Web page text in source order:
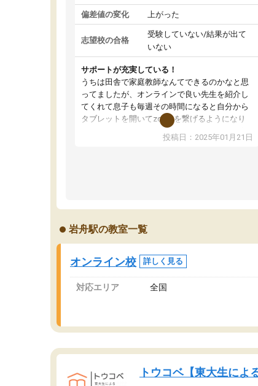
偏差値の変化 上がった
志望校の合格
受験していない/結果が出て
いない
サポートが充実している！
うちは田舎で家庭教師なんてできるのかなと思
ってましたが、オンラインで良い先生を紹介し
てくれて息子も毎週その時間になると自分から
タブレットを開いてzoomを繋げるようになり
ました！5科目なんでもOKなのもとても気に入
投稿日：2025年01月21日
岩舟駅の教室一覧
オンライン校 詳しく見る
対応エリア 全国
トウコベ【東大生によ